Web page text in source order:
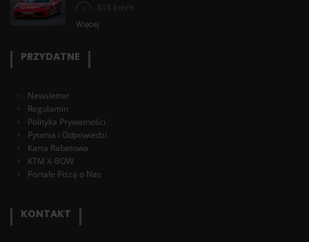
315 km/h
Więcej
PRZYDATNE
Newsletter
Regulamin
Polityka Prywatności
Pytania i Odpowiedzi
Karta Rabatowa
KTM X-BOW
Portale Piszą o Nas
KONTAKT